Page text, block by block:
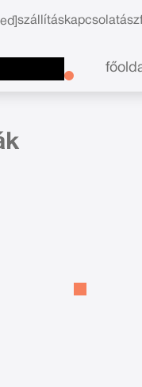
szállításkapcsolat